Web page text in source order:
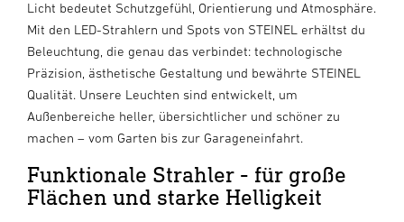
Licht bedeutet Schutzgefühl, Orientierung und Atmosphäre.
Mit den LED-Strahlern und Spots von STEINEL erhältst du
Beleuchtung, die genau das verbindet: technologische
Präzision, ästhetische Gestaltung und bewährte STEINEL
Qualität. Unsere Leuchten sind entwickelt, um
Außenbereiche heller, übersichtlicher und schöner zu
machen – vom Garten bis zur Garageneinfahrt.
Funktionale Strahler - für große
Flächen und starke Helligkeit